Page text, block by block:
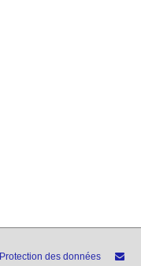
Protection des données